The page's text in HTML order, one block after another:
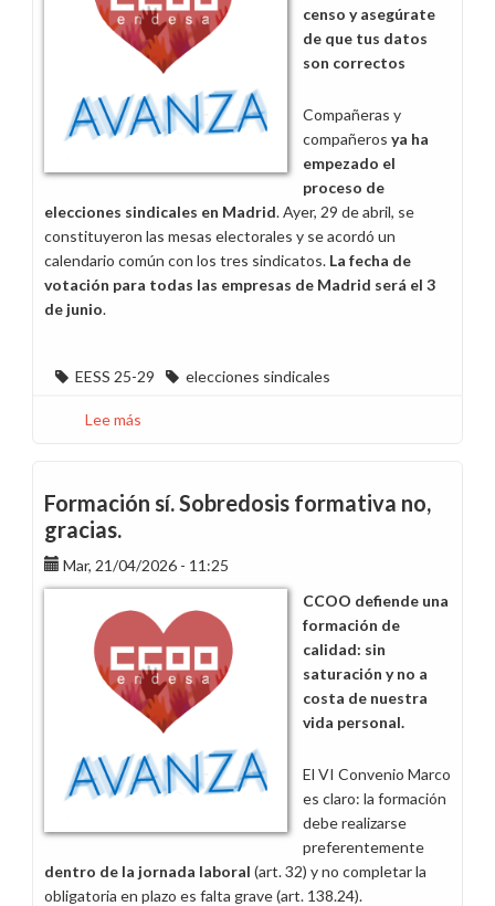
censo y asegúrate
de que tus datos
son correctos
Compañeras y
compañeros ya ha
empezado el
proceso de
elecciones sindicales en Madrid. Ayer, 29 de abril, se
constituyeron las mesas electorales y se acordó un
calendario común con los tres sindicatos. La fecha de
votación para todas las empresas de Madrid será el 3
de junio.
EESS 25-29 elecciones sindicales
Lee más
participación
y
el
3
de
junio
Formación sí. Sobredosis formativa no,
gracias.
Mar, 21/04/2026 - 11:25
CCOO defiende una
formación de
calidad: sin
saturación y no a
costa de nuestra
vida personal.
El VI Convenio Marco
es claro: la formación
debe realizarse
preferentemente
dentro de la jornada laboral (art. 32) y no completar la
obligatoria en plazo es falta grave (art. 138.24).